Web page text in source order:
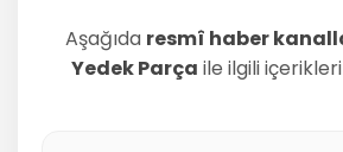
Aşağıda resmî haber
Yedek Parça ile ilgili